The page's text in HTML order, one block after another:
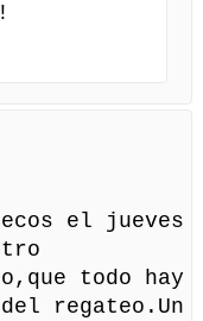
el jueves
todo hay
regateo.Un